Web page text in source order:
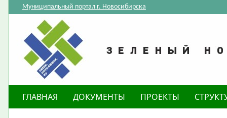
Муниципальный портал г. Новосибирска
ГЛАВНАЯ ДОКУМЕНТЫ ПРОЕКТЫ